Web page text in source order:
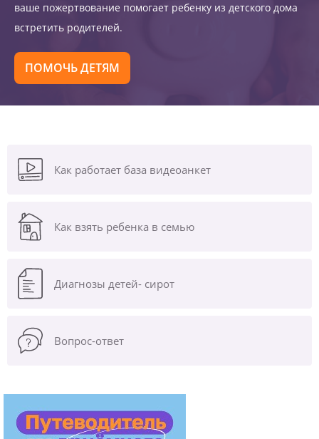
ваше пожертвование помогает ребенку из детского дома
встретить родителей.
ПОМОЧЬ ДЕТЯМ
Как работает база видеоанкет
Как взять ребенка в семью
Диагнозы детей- сирот
Вопрос-ответ